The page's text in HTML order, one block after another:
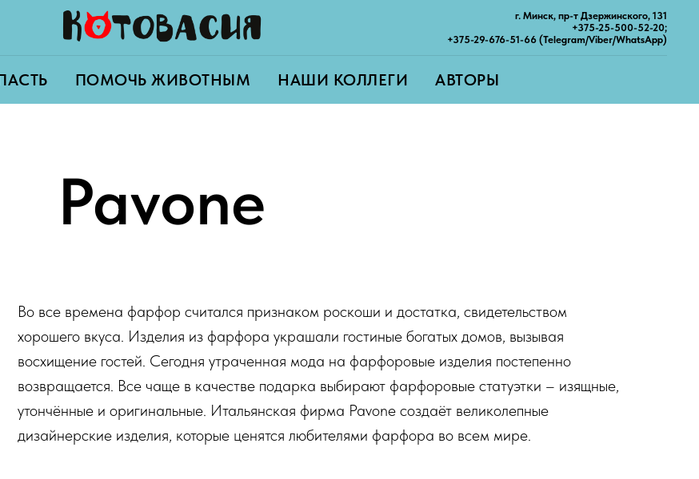
г. Минск, пр-т Дзержинского, 131
+375-25-500-52-20;
+375-29-676-51-66 (Telegram/Viber/WhatsApp)
ПОМОЧЬ ЖИВОТНЫМ НАШИ КОЛЛЕГИ АВТОРЫ
Pavone
Во все времена фарфор считался признаком роскоши и достатка, свидетельством
хорошего вкуса. Изделия из фарфора украшали гостиные богатых домов, вызывая
восхищение гостей. Сегодня утраченная мода на фарфоровые изделия постепенно
возвращается. Все чаще в качестве подарка выбирают фарфоровые статуэтки – изящные,
утончённые и оригинальные. Итальянская фирма Pavone создаёт великолепные
дизайнерские изделия, которые ценятся любителями фарфора во всем мире.